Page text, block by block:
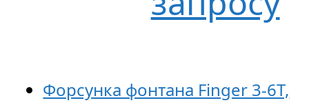
Форсунка фонтана Finger 3-6T,